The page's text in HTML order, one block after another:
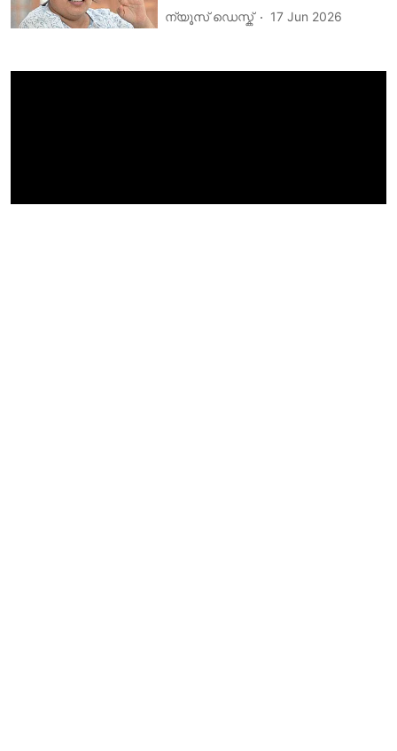
ന്യൂസ് ഡെസ്ക് 17 Jun 2026